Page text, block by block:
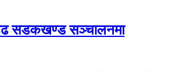
सडकखण्ड सञ्चालनमा